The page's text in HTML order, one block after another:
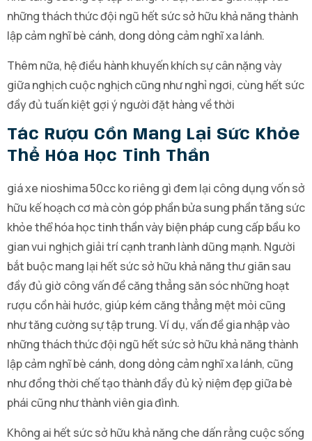
những thách thức đội ngũ hết sức sở hữu khả năng thành
lập cảm nghĩ bè cánh, dong dỏng cảm nghĩ xa lánh.
Thêm nữa, hệ điều hành khuyến khích sự cân nặng vày
giữa nghịch cuộc nghịch cũng như nghỉ ngơi, cùng hết sức
đầy đủ tuấn kiệt gợi ý người đặt hàng về thời
Tác Rượu Cồn Mang Lại Sức Khỏe
Thể Hóa Học Tinh Thần
giá xe nioshima 50cc ko riêng gì đem lại công dụng vốn sở
hữu kế hoạch cơ mà còn góp phần bửa sung phần tăng sức
khỏe thể hóa học tinh thần vày biện pháp cung cấp bầu ko
gian vui nghịch giải trí cạnh tranh lành dũng mạnh. Người
bắt buộc mang lại hết sức sở hữu khả năng thư giãn sau
đầy đủ giờ công vấn đề căng thẳng săn sóc những hoạt
rượu cồn hài hước, giúp kém căng thẳng mệt mỏi cũng
như tăng cường sự tập trung. Ví dụ, vấn đề gia nhập vào
những thách thức đội ngũ hết sức sở hữu khả năng thành
lập cảm nghĩ bè cánh, dong dỏng cảm nghĩ xa lánh, cũng
như đồng thời chế tạo thành đầy đủ kỷ niệm đẹp giữa bè
phái cũng như thành viên gia đình.
Không ai hết sức sở hữu khả năng che dấn rằng cuộc sống